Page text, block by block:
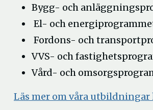
Bygg- och
El- och
Fordons- och
VVS- och
Vård- och
Läs mer om våra utbildningar